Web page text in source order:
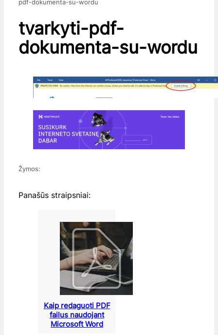
pdf-dokumenta-su-wordu
tvarkyti-pdf-
dokumenta-su-wordu
Žymos:
Panašūs straipsniai:
Kaip redaguoti PDF
failus naudojant
Microsoft Word